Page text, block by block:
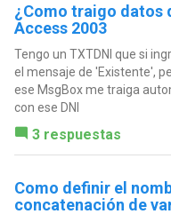
¿Como traigo datos
Access 2003
Tengo un TXTDNI que si
el mensaje de 'Existente',
ese MsgBox me traiga
con ese DNI
3 respuestas
Como definir el
concatenación de